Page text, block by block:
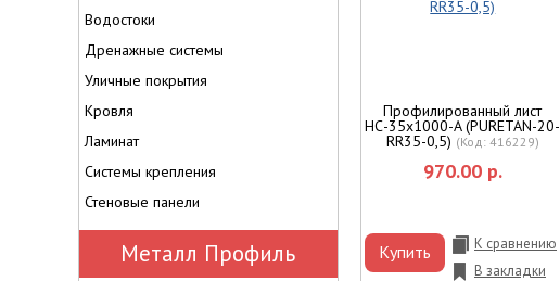
Профилированный лист
НС-35x1000-A (PURETAN-20-
RR35-0,5) (Код: 416229)
970.00 р.
Купить
К сравнению
В закладки
Водостоки
Дренажные системы
Уличные покрытия
Кровля
Ламинат
Системы крепления
Стеновые панели
Металл Профиль